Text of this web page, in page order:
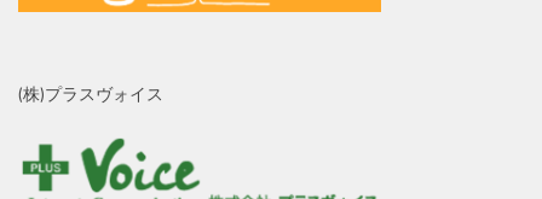
(株)プラスヴォイス